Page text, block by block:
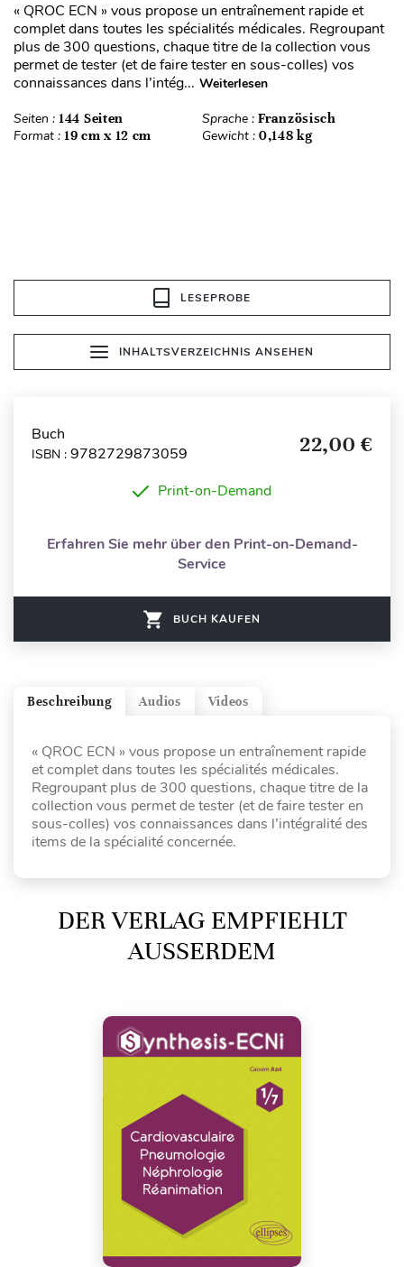
« QROC ECN » vous propose un entraînement rapide et
complet dans toutes les spécialités médicales. Regroupant
plus de 300 questions, chaque titre de la collection vous
permet de tester (et de faire tester en sous-colles) vos
connaissances dans l’intég... Weiterlesen
Seiten : 144 Seiten Sprache : Französisch
Format : 19 cm x 12 cm Gewicht : 0,148 kg
LESEPROBE
INHALTSVERZEICHNIS ANSEHEN
Buch
ISBN : 9782729873059 22,00 €
Print-on-Demand
Erfahren Sie mehr über den Print-on-Demand-
Service
BUCH KAUFEN
Videos
Audios
Beschreibung
« QROC ECN » vous propose un entraînement rapide
et complet dans toutes les spécialités médicales.
Regroupant plus de 300 questions, chaque titre de la
collection vous permet de tester (et de faire tester en
sous-colles) vos connaissances dans l’intégralité des
items de la spécialité concernée.
DER VERLAG EMPFIEHLT
AUSSERDEM